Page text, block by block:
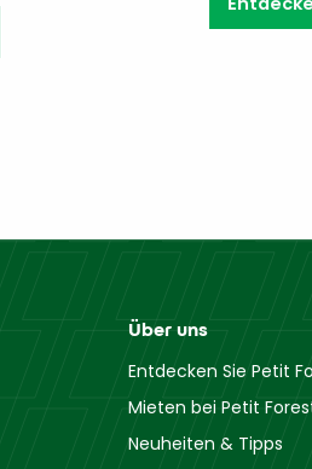
Über uns
Entdecken Sie Petit
Mieten bei Petit
Neuheiten & Tipps